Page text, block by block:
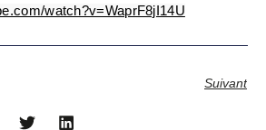
watch?v=WaprF8jI14U
Suivant